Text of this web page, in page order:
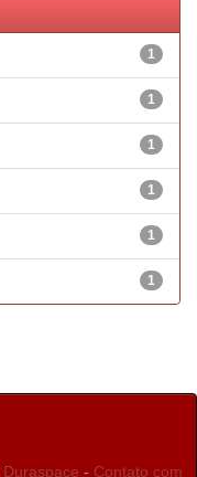
1
1
1
1
1
1
Duraspace - Contato com